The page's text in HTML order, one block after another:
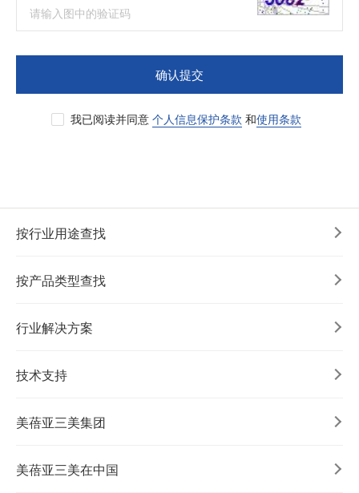
确认提交
我已阅读并同意 个人信息保护条款 和使用条款
按行业用途查找
按产品类型查找
行业解决方案
技术支持
美蓓亚三美集团
美蓓亚三美在中国